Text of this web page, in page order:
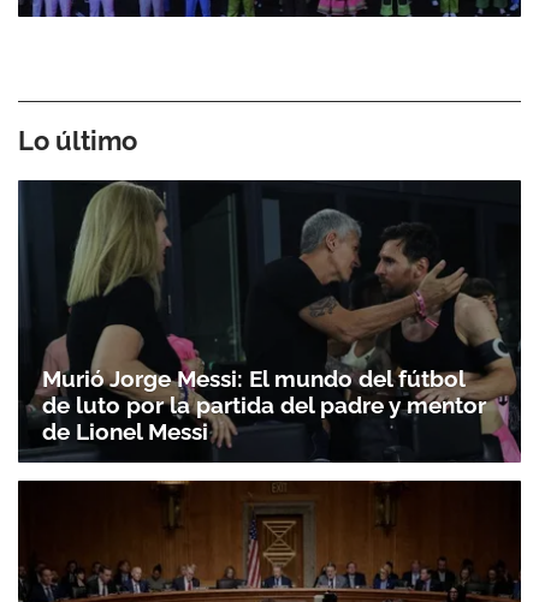
Lo último
Murió Jorge Messi: El mundo del fútbol
de luto por la partida del padre y mentor
de Lionel Messi